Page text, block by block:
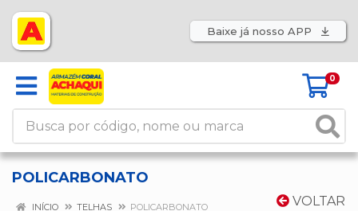
Baixe já nosso APP
0
POLICARBONATO
VOLTAR
INÍCIO TELHAS POLICARBONATO